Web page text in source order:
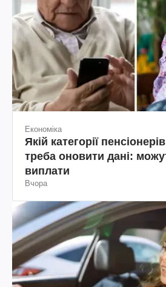
Економіка
Якій категорії
треба оновити дані:
виплати
Вчора